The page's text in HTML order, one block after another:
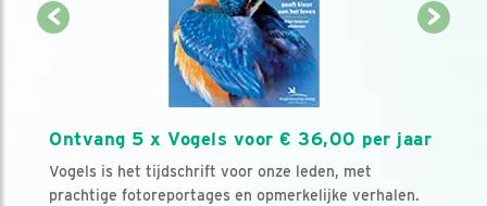
Ontvang 5 x Vogels voor € 36,00 per jaar
Vogels is het tijdschrift voor onze leden, met
prachtige fotoreportages en opmerkelijke verhalen.